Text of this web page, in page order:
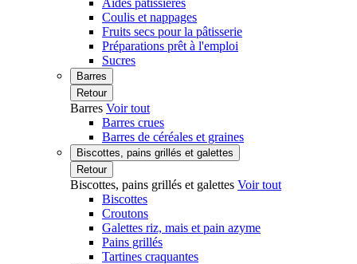
Aides pâtissières
Coulis et nappages
Fruits secs pour la pâtisserie
Préparations prêt à l'emploi
Sucres
Barres
Retour
Barres Voir tout
Barres crues
Barres de céréales et graines
Biscottes, pains grillés et galettes
Retour
Biscottes, pains grillés et galettes Voir tout
Biscottes
Croutons
Galettes riz, mais et pain azyme
Pains grillés
Tartines craquantes